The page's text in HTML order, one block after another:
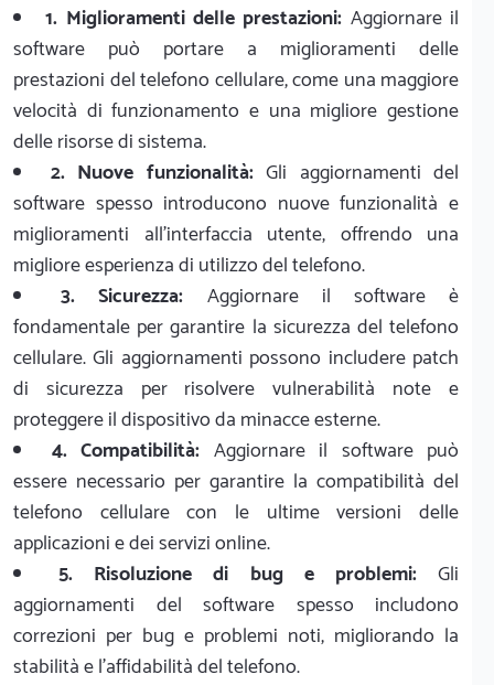
1. Miglioramenti delle prestazioni: Aggiornare il
software può portare a miglioramenti delle
prestazioni del telefono cellulare, come una maggiore
velocità di funzionamento e una migliore gestione
delle risorse di sistema.
2. Nuove funzionalità:Gli aggiornamenti del
software spesso introducono nuove funzionalità e
miglioramenti all'interfaccia utente, offrendo una
migliore esperienza di utilizzo del telefono.
3. Sicurezza: Aggiornare il software è
fondamentale per garantire la sicurezza del telefono
cellulare. Gli aggiornamenti possono includere patch
di sicurezza per risolvere vulnerabilità note e
proteggere il dispositivo da minacce esterne.
4. Compatibilità: Aggiornare il software può
essere necessario per garantire la compatibilità del
telefono cellulare con le ultime versioni delle
applicazioni e dei servizi online.
5. Risoluzione di bug e problemi:Gli
aggiornamenti del software spesso includono
correzioni per bug e problemi noti, migliorando la
stabilità e l'affidabilità del telefono.